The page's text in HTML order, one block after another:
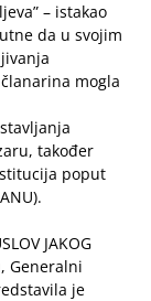
– istakao
da u svojim
mogla
također
poput
JAKOG
Generalni
je